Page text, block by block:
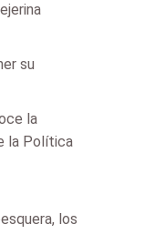
su
la
la Política
los